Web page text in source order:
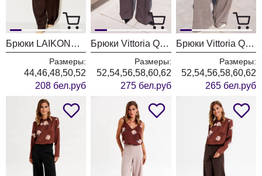
Брюки LAIKONY L-974-2 коричневый
Размеры:
44,46,48,50,52
208 бел.руб
Брюки Vittoria Queen 30853/1 шоколадный
Размеры:
52,54,56,58,60,62
275 бел.руб
Брюки Vittoria Queen 30823 капучино
Размеры:
52,54,56,58,60,62
265 бел.руб